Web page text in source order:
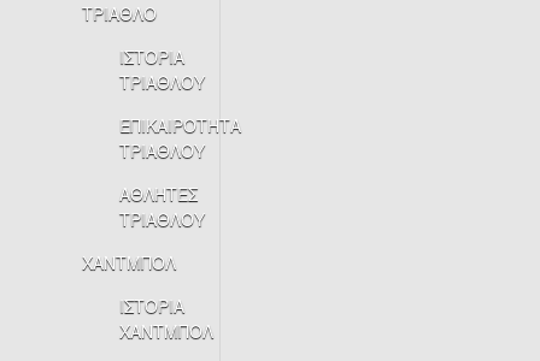
ΤΡΙΑΘΛΟ
ΙΣΤΟΡΙΑ
ΤΡΙΑΘΛΟΥ
ΕΠΙΚΑΙΡΟΤΗΤΑ
ΤΡΙΑΘΛΟΥ
ΑΘΛΗΤΕΣ
ΤΡΙΑΘΛΟΥ
ΧΑΝΤΜΠΟΛ
ΙΣΤΟΡΙΑ
ΧΑΝΤΜΠΟΛ